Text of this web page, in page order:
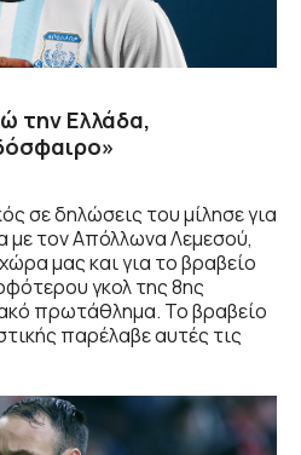
την Ελλάδα,
σε δηλώσεις του μίλησε για
τον Απόλλωνα Λεμεσού,
μας και για το βραβείο
γκολ της 8ης
πρωτάθλημα. Το βραβείο
παρέλαβε αυτές τις